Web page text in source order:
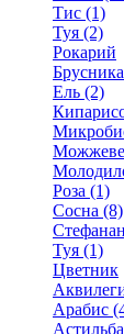
Тис (1)
Туя (2)
Рокарий
Ель (2)
Роза (1)
Сосна (8)
Туя (1)
Цветник
Арабис